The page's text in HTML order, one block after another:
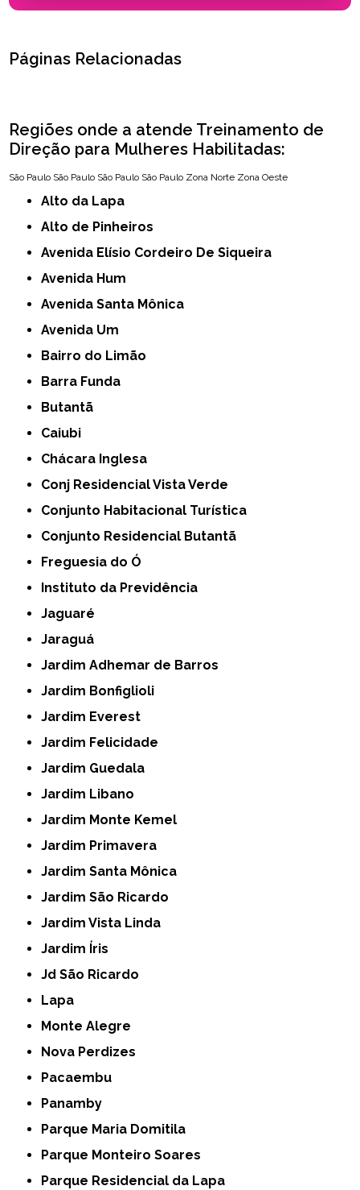
Páginas Relacionadas
Regiões onde a atende Treinamento de
Direção para Mulheres Habilitadas:
São Paulo São Paulo São Paulo São Paulo Zona Norte Zona Oeste
Alto da Lapa
Alto de Pinheiros
Avenida Elísio Cordeiro De Siqueira
Avenida Hum
Avenida Santa Mônica
Avenida Um
Bairro do Limão
Barra Funda
Butantã
Caiubi
Chácara Inglesa
Conj Residencial Vista Verde
Conjunto Habitacional Turística
Conjunto Residencial Butantã
Freguesia do Ó
Instituto da Previdência
Jaguaré
Jaraguá
Jardim Adhemar de Barros
Jardim Bonfiglioli
Jardim Everest
Jardim Felicidade
Jardim Guedala
Jardim Libano
Jardim Monte Kemel
Jardim Primavera
Jardim Santa Mônica
Jardim São Ricardo
Jardim Vista Linda
Jardim Íris
Jd São Ricardo
Lapa
Monte Alegre
Nova Perdizes
Pacaembu
Panamby
Parque Maria Domitila
Parque Monteiro Soares
Parque Residencial da Lapa